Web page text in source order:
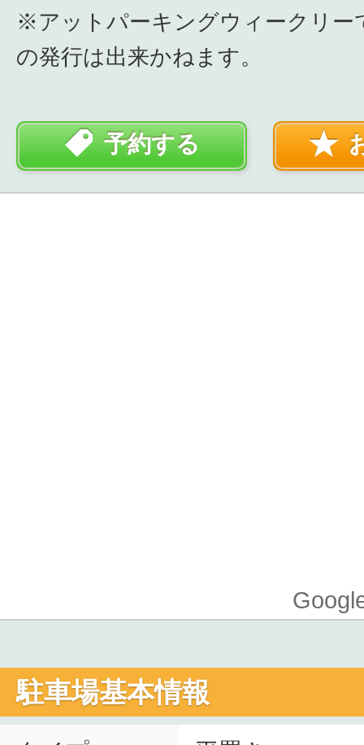
※アットパーキングウィークリー
の発行は出来かねます。
予約する
駐車場基本情報